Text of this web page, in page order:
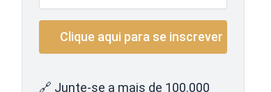
🔗 Junte-se a mais de 100.000